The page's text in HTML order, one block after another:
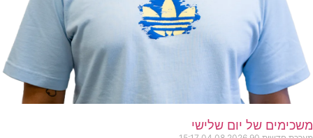
משכימים של יום שלישי